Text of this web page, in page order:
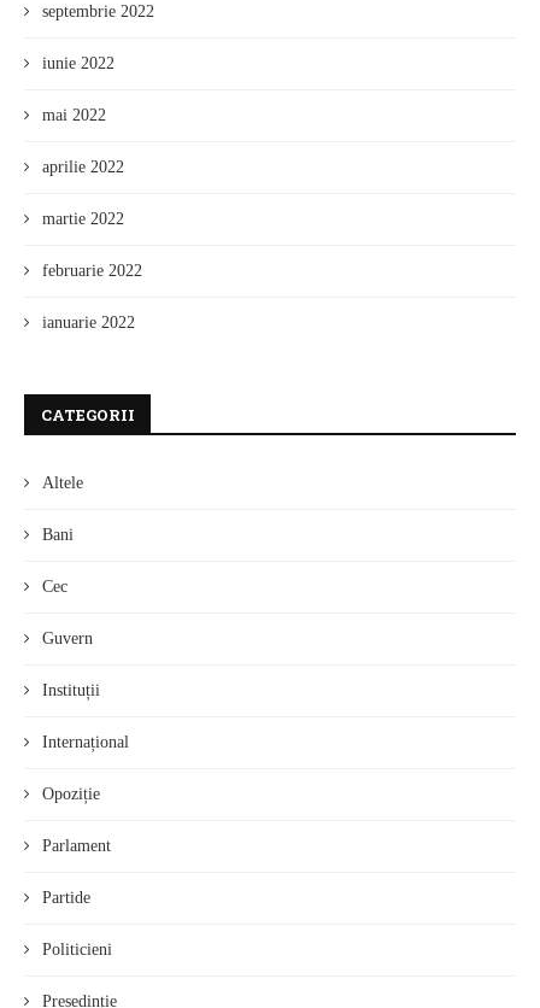
septembrie 2022
iunie 2022
mai 2022
aprilie 2022
martie 2022
februarie 2022
ianuarie 2022
CATEGORII
Altele
Bani
Cec
Guvern
Instituții
Internațional
Opoziție
Parlament
Partide
Politicieni
Președinție